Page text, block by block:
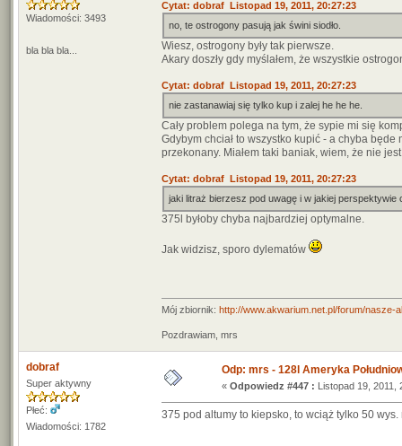
Wiadomości: 3493
bla bla bla...
Cytat: dobraf Listopad 19, 2011, 20:27:23
no, te ostrogony pasują jak świni siodło.
Wiesz, ostrogony były tak pierwsze.
Akary doszły gdy myślałem, że wszystkie
Cytat: dobraf Listopad 19, 2011, 20:27:23
nie zastanawiaj się tylko kup i zalej he he he.
Cały problem polega na tym, że sypie mi się
Gdybym chciał to wszystko kupić - a chyba
przekonany. Miałem taki baniak, wiem, że nie
Cytat: dobraf Listopad 19, 2011, 20:27:23
jaki litraż bierzesz pod uwagę i w jakiej perspektywie
375l byłoby chyba najbardziej optymalne.
Jak widzisz, sporo dylematów
Mój zbiornik: http://www.akwarium.net.pl/forum/
Pozdrawiam, mrs
dobraf
Super aktywny
Płeć:
Wiadomości: 1782
Odp: mrs - 128l Ameryka
« Odpowiedz #447 : Listopad 19, 2011,
375 pod altumy to kiepsko, to wciąż tylko 50